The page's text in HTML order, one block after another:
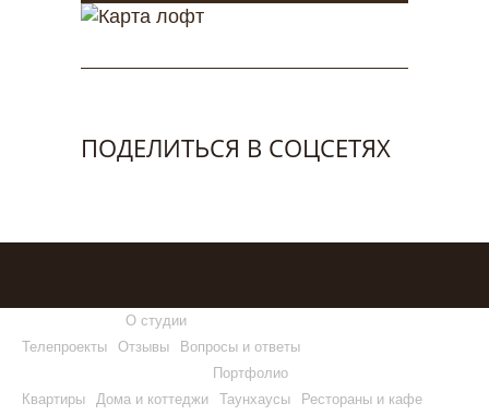
ПОДЕЛИТЬСЯ В СОЦСЕТЯХ
О студии
Телепроекты
Отзывы
Вопросы и ответы
Портфолио
Квартиры
Дома и коттеджи Таунхаусы
Рестораны и кафе